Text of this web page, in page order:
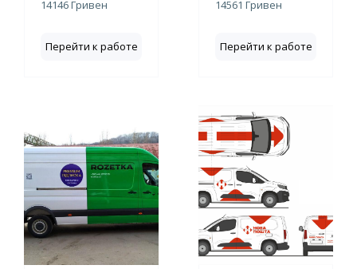
14146 Гривен
Перейти к работе
14561 Гривен
Перейти к работе